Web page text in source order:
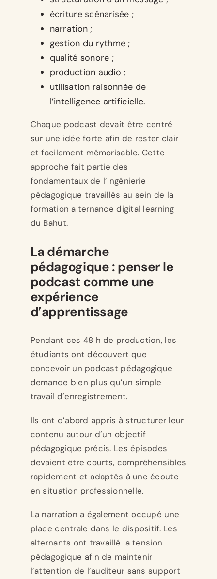
écriture scénarisée ;
narration ;
gestion du rythme ;
qualité sonore ;
production audio ;
utilisation raisonnée de
l’intelligence artificielle.
Chaque podcast devait être centré
sur une idée forte afin de rester clair
et facilement mémorisable. Cette
approche fait partie des
fondamentaux de l’ingénierie
pédagogique travaillés au sein de la
formation alternance digital learning
du Bahut.
La démarche
pédagogique : penser le
podcast comme une
expérience
d’apprentissage
Pendant ces 48 h de production, les
étudiants ont découvert que
concevoir un podcast pédagogique
demande bien plus qu’un simple
travail d’enregistrement.
Ils ont d’abord appris à structurer leur
contenu autour d’un objectif
pédagogique précis. Les épisodes
devaient être courts, compréhensibles
rapidement et adaptés à une écoute
en situation professionnelle.
La narration a également occupé une
place centrale dans le dispositif. Les
alternants ont travaillé la tension
pédagogique afin de maintenir
l’attention de l’auditeur sans support